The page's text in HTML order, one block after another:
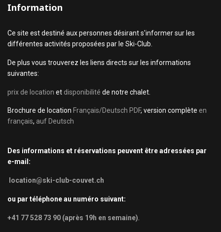
Information
Ce site est destiné aux personnes désirant s'informer sur les
différentes activités proposées par le Ski-Club.
De plus vous trouverez les liens directs sur les informations
suivantes:
prix de location et disponibilité de notre chalet.
Brochure de location Français/Deutsch PDF, version complète en
français, auf Deutsch
Des informations et réservations peuvent être adressées par
e-mail:
location@ski-club-couvet.ch
ou par téléphone au numéro suivant:
+41 77 528 73 90 (après 19h en semaine)